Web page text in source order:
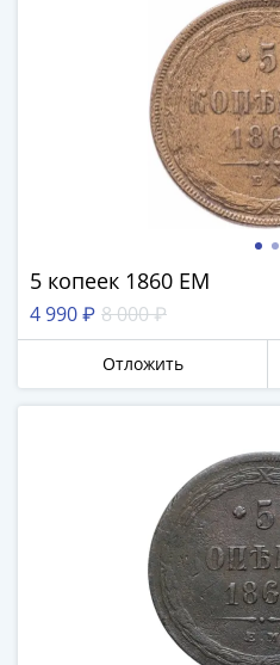
5 копеек 1860 ЕМ
4 990 ₽ 8 000 ₽
Отложить